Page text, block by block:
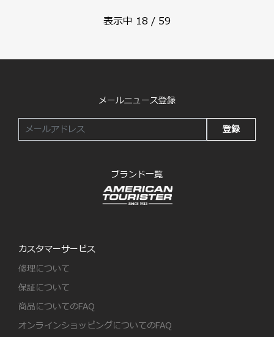
表示中 18 / 59
メールニュース登録
登録
ブランド一覧
カスタマーサービス
修理について
保証について
商品についてのFAQ
オンラインショッピングについてのFAQ